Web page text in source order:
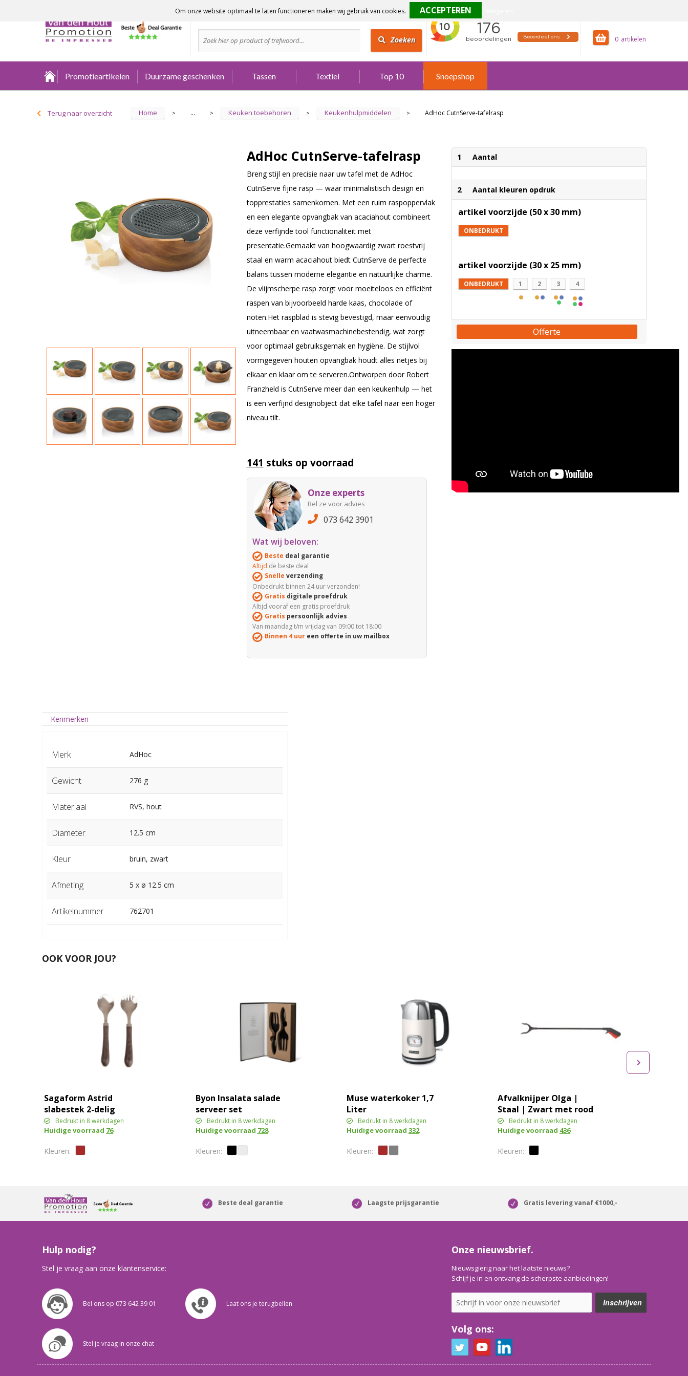
0
Advies nodig?
Zoeken
Promotieartikelen Duurzame geschenken Tassen Textiel Top 10 Snoepshop
Terug naar overzicht Home > ... > Keuken toebehoren > Keukenhulpmiddelen > AdHoc CutnServe-tafelrasp
AdHoc CutnServe-tafelrasp
Breng stijl en precisie naar uw tafel met de AdHoc
CutnServe fijne rasp — waar minimalistisch design en
topprestaties samenkomen. Met een ruim raspoppervlak
en een elegante opvangbak van acaciahout combineert
deze verfijnde tool functionaliteit met
presentatie.Gemaakt van hoogwaardig zwart roestvrij
staal en warm acaciahout biedt CutnServe de perfecte
balans tussen moderne elegantie en natuurlijke charme.
De vlijmscherpe rasp zorgt voor moeiteloos en efficiënt
raspen van bijvoorbeeld harde kaas, chocolade of
noten.Het raspblad is stevig bevestigd, maar eenvoudig
uitneembaar en vaatwasmachinebestendig, wat zorgt
voor optimaal gebruiksgemak en hygiëne. De stijlvol
vormgegeven houten opvangbak houdt alles netjes bij
elkaar en klaar om te serveren.Ontworpen door Robert
Franzheld is CutnServe meer dan een keukenhulp — het
is een verfijnd designobject dat elke tafel naar een hoger
niveau tilt.
141 stuks op voorraad
Onze experts
Bel ze voor advies
073 642 3901
Wat wij beloven:
Beste deal garantie
Altijd de beste deal
Snelle verzending
Onbedrukt binnen 24 uur verzonden!
Gratis digitale proefdruk
Altijd vooraf een gratis proefdruk
Gratis persoonlijk advies
Van maandag t/m vrijdag van 09:00 tot 18:00
Binnen 4 uureen offerte in uw mailbox
1 Aantal
2 Aantal kleuren opdruk
artikel voorzijde (50 x 30 mm)
ONBEDRUKT
artikel voorzijde (30 x 25 mm)
ONBEDRUKT 1 2 3 4
Offerte
Kenmerken
Merk AdHoc
Gewicht 276 g
Materiaal RVS, hout
Diameter 12.5 cm
Kleur bruin, zwart
Afmeting 5 x ø 12.5 cm
Artikelnummer 762701
OOK VOOR JOU?
Sagaform Astrid
slabestek 2-delig
Bedrukt in 8 werkdagen
Huidige voorraad 76
Byon Insalata salade
serveer set
Bedrukt in 8 werkdagen
Huidige voorraad 728
Muse waterkoker 1,7
Liter
Bedrukt in 8 werkdagen
Huidige voorraad 332
Afvalknijper Olga |
Staal | Zwart met rood
detailBedrukt in 8 werkdagen
Huidige voorraad 436
Beste deal garantie Laagste prijsgarantie Gratis levering vanaf €1000,-
Hulp nodig?
Stel je vraag aan onze klantenservice:
Bel ons op 073 642 39 01 Laat ons je terugbellen
Stel je vraag in onze chat
Onze nieuwsbrief.
Nieuwsgierig naar het laatste nieuws?
Schijf je in en ontvang de scherpste aanbiedingen!
Volg ons:
Om onze website optimaal te laten functioneren maken wij gebruik van cookies.